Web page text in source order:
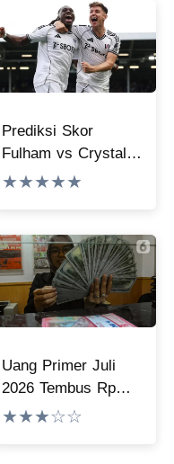
Prediksi Skor
Fulham vs Crystal
Palace: Head-to-
Persahabatan
★★★★★
Uang Primer Juli
2026 Tembus Rp
2.254,5 Triliun, Ini
★★★☆☆